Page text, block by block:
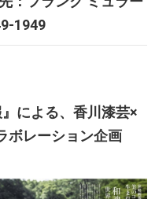
1949
による、香川漆芸×
ボレーション企画